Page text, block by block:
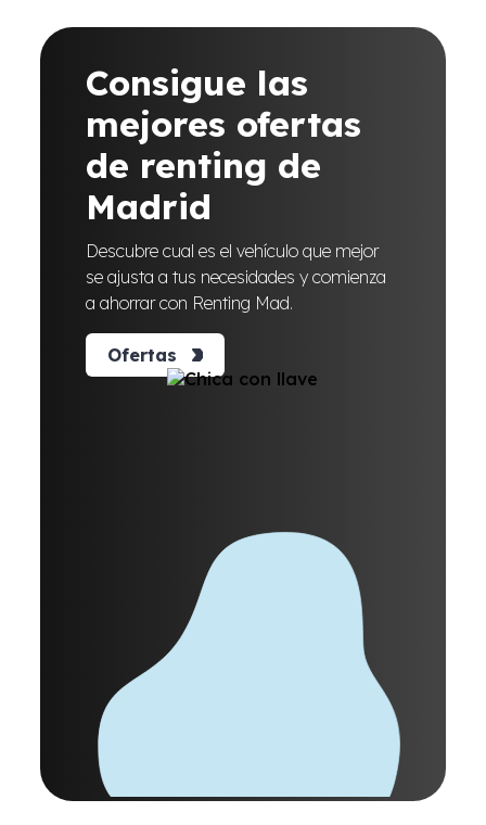
Consigue las
mejores ofertas
de renting de
Madrid
Descubre cual es el vehículo que mejor
se ajusta a tus necesidades y comienza
a ahorrar con Renting Mad.
Ofertas